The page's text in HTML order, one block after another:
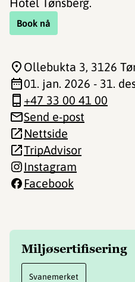
Book nå
Ollebukta 3, 3126
01. jan. 2026 - 31.
+47 33 00 41 00
Send e-post
Nettside
TripAdvisor
Instagram
Facebook
Miljøsertifisering
Svanemerket